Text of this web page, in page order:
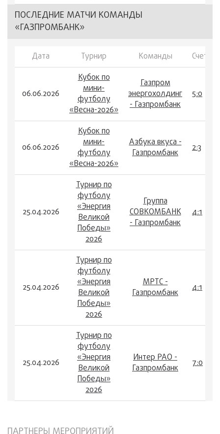
ПОСЛЕДНИЕ МАТЧИ КОМАНДЫ
«ГАЗПРОМБАНК»
Дата Турнир Команды Счет
06.06.2026
Кубок по
мини-
футболу
«Весна-2026»
Газпром
энергохолдинг
- Газпромбанк
5:0
06.06.2026
Кубок по
мини-
футболу
«Весна-2026»
Азбука вкуса -
Газпромбанк
2:3
25.04.2026
Турнир по
футболу
«Энергия
Великой
Победы»
2026
Группа
СОВКОМБАНК
- Газпромбанк
4:1
25.04.2026
Турнир по
футболу
«Энергия
Великой
Победы»
2026
МРТС -
Газпромбанк
4:1
25.04.2026
Турнир по
футболу
«Энергия
Великой
Победы»
2026
Интер РАО -
Газпромбанк
7:0